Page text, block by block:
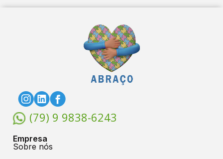
(79) 9 9838-6243
Empresa
Sobre nós